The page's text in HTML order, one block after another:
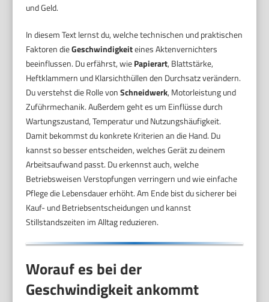
und Geld.
In diesem Text lernst du, welche technischen und praktischen
Faktoren dieGeschwindigkeiteines Aktenvernichters
beeinflussen. Du erfährst, wiePapierart, Blattstärke,
Heftklammern und Klarsichthüllen den Durchsatz verändern.
Du verstehst die Rolle vonSchneidwerk, Motorleistung und
Zuführmechanik. Außerdem geht es um Einflüsse durch
Wartungszustand, Temperatur und Nutzungshäufigkeit.
Damit bekommst du konkrete Kriterien an die Hand. Du
kannst so besser entscheiden, welches Gerät zu deinem
Arbeitsaufwand passt. Du erkennst auch, welche
Betriebsweisen Verstopfungen verringern und wie einfache
Pflege die Lebensdauer erhöht. Am Ende bist du sicherer bei
Kauf- und Betriebsentscheidungen und kannst
Stillstandszeiten im Alltag reduzieren.
Worauf es bei der
Geschwindigkeit ankommt